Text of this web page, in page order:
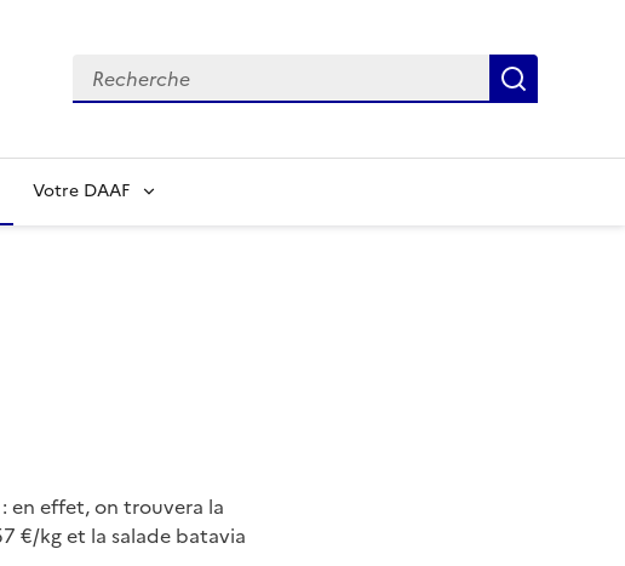
Recherche
Votre DAAF
en effet, on trouvera la
€/kg et la salade batavia